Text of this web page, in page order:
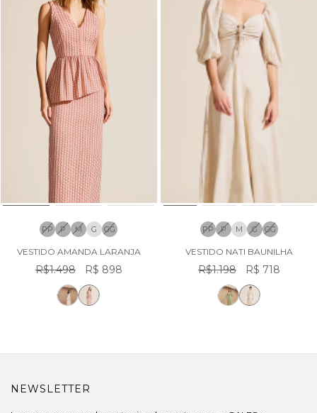
PP P M G GG
VESTIDO AMANDA LARANJA
R$1.498 R$ 898
PP P M G GG
VESTIDO NATI BAUNILHA
R$1.198 R$ 718
NEWSLETTER